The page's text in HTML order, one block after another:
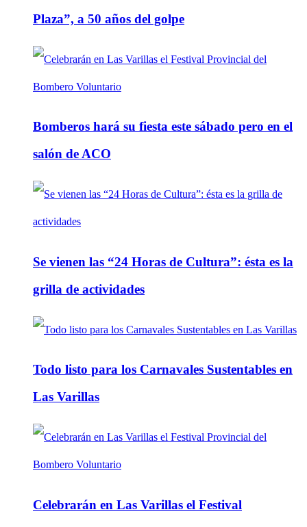
Plaza”, a 50 años del golpe
Bomberos hará su fiesta este sábado pero en el
salón de ACO
Se vienen las “24 Horas de Cultura”: ésta es la
grilla de actividades
Todo listo para los Carnavales Sustentables en
Las Varillas
Celebrarán en Las Varillas el Festival